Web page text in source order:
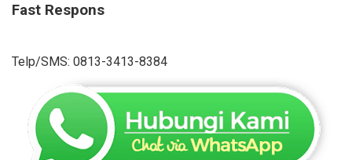
Fast Respons
Telp/SMS: 0813-3413-8384